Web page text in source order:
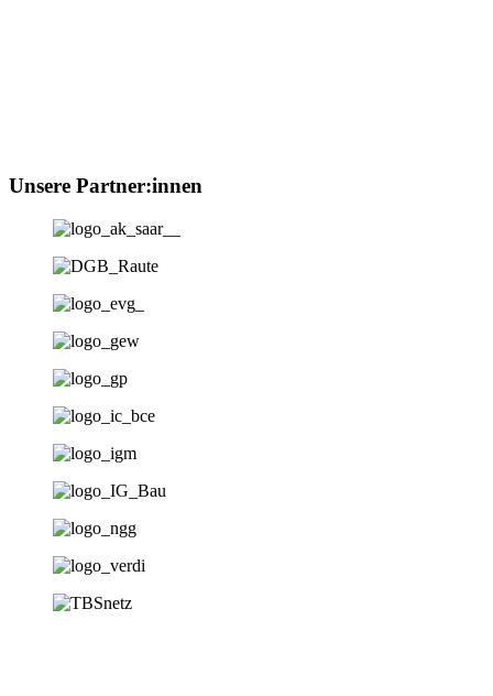
Unsere Partner:innen